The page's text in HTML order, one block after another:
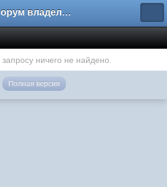
Форум владельцев интернет-магазинов
ничего не найдено.
Полная версия